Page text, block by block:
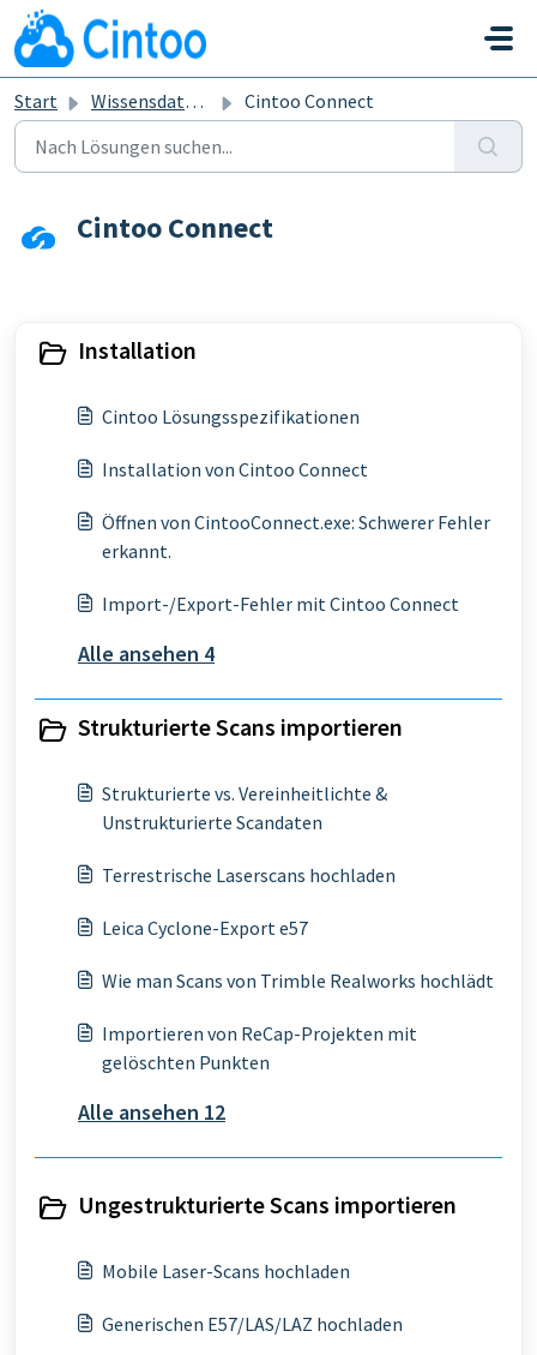
Zum hauptsächlichen Inhalt gehen
Start Wissensdatenbank Cintoo Connect
Cintoo Connect
Installation
Cintoo Lösungsspezifikationen
Installation von Cintoo Connect
Öffnen von CintooConnect.exe: Schwerer Fehler
erkannt.
Import-/Export-Fehler mit Cintoo Connect
Alle ansehen 4
Strukturierte Scans importieren
Strukturierte vs. Vereinheitlichte &
Unstrukturierte Scandaten
Terrestrische Laserscans hochladen
Leica Cyclone-Export e57
Wie man Scans von Trimble Realworks hochlädt
Importieren von ReCap-Projekten mit
gelöschten Punkten
Alle ansehen 12
Ungestrukturierte Scans importieren
Mobile Laser-Scans hochladen
Generischen E57/LAS/LAZ hochladen